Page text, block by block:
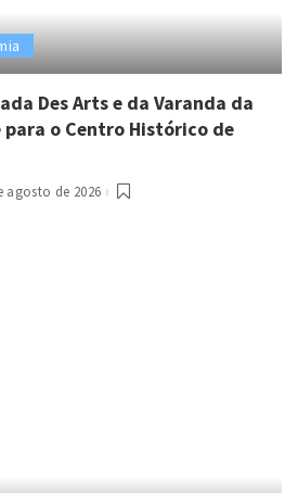
Des Arts e da Varanda da
para o Centro Histórico de
agosto de 2026